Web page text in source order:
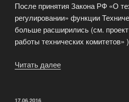
После принятия Закона РФ «О
регулировании» функции
больше расширились (см.
работы технических комитетов»
Читать далее
ОПУБЛИКОВАНО
17.06.2016